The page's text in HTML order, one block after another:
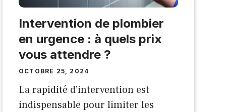
Intervention de plombier
en urgence : à quels prix
vous attendre ?
OCTOBRE 25, 2024
La rapidité d’intervention est
indispensable pour limiter les